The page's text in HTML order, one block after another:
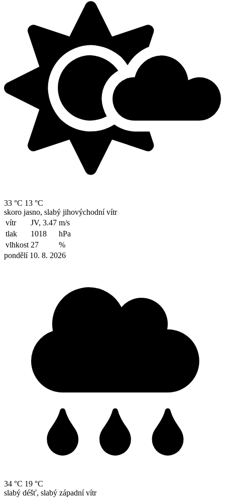
33 °C 13 °C
skoro jasno, slabý jihovýchodní vítr
vítr
JV, 3.47 m/s
tlak
1018
hPa
vlhkost 27
%
pondělí 10. 8. 2026
34 °C 19 °C
slabý déšť, slabý západní vítr